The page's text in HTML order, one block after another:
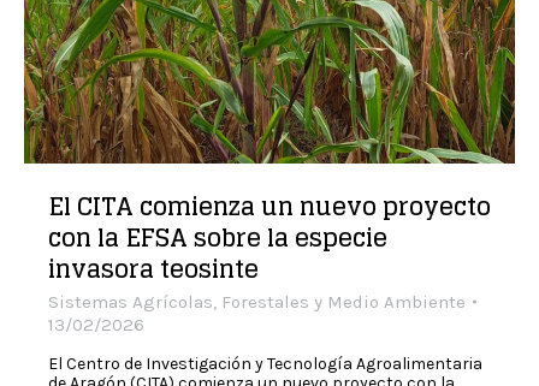
El CITA comienza un nuevo proyecto
con la EFSA sobre la especie
invasora teosinte
Sistemas Agrícolas, Forestales y Medio Ambiente
13/02/2026
El Centro de Investigación y Tecnología Agroalimentaria